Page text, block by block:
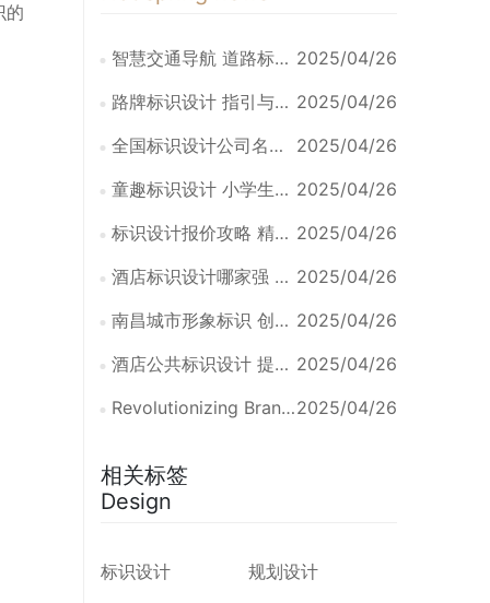
的
智慧交通导航 道路标识系统创新设计探索 2025/04/26
路牌标识设计 指引与美学的融合之道 2025/04/26
全国标识设计公司名录 一站式查询服务
2025/04/26
童趣标识设计 小学生的创意名片之旅 2025/04/26
标识设计报价攻略 精准报价 高效沟通 2025/04/26
酒店标识设计哪家强 权威评测推荐揭晓 2025/04/26
南昌城市形象标识 创意设计 点亮赣鄱明珠 2025/04/26
酒店公共标识设计 提升空间导视与用户体验的艺术探索 2025/04/26
Revolutionizing Brand Identity: The Art of English Design2025/04/26
相关标签
Design
标识设计 规划设计